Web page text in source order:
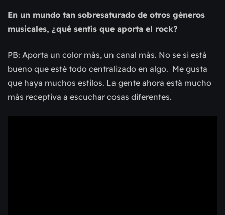
En un mundo tan sobresaturado de otros géneros
musicales, ¿qué sentís que aporta el rock?
PB: Aporta un color más, un canal más. No se si está
bueno que esté todo centralizado en algo. Me gusta
que haya muchos estilos. La gente ahora está mucho
más receptiva a escuchar cosas diferentes.